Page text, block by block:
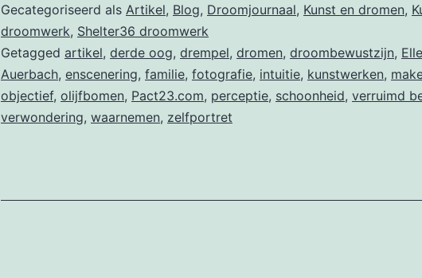
Gecategoriseerd als Artikel, Blog, Droomjournaal, Kunst en dromen,
droomwerk, Shelter36 droomwerk
Getagged artikel, derde oog, drempel, dromen, droombewustzijn,
Auerbach, enscenering, familie, fotografie, intuitie, kunstwerken,
objectief, olijfbomen, Pact23.com, perceptie, schoonheid, verruimd
verwondering, waarnemen, zelfportret